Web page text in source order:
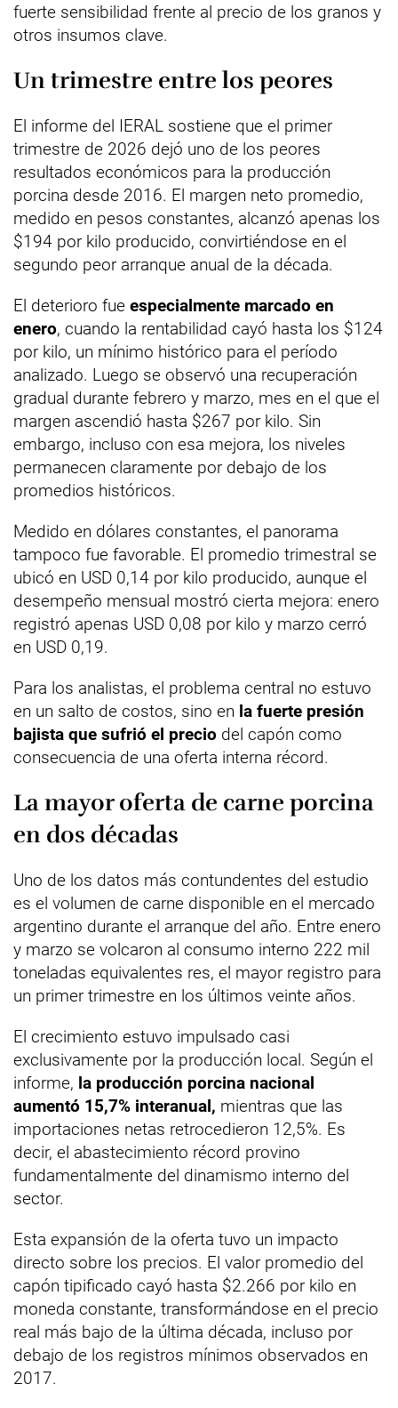
fuerte sensibilidad frente al precio de los granos y
otros insumos clave.
Un trimestre entre los peores
El informe del IERAL sostiene que el primer
trimestre de 2026 dejó uno de los peores
resultados económicos para la producción
porcina desde 2016. El margen neto promedio,
medido en pesos constantes, alcanzó apenas los
$194 por kilo producido, convirtiéndose en el
segundo peor arranque anual de la década.
El deterioro fue especialmente marcado en
enero, cuando la rentabilidad cayó hasta los $124
por kilo, un mínimo histórico para el período
analizado. Luego se observó una recuperación
gradual durante febrero y marzo, mes en el que el
margen ascendió hasta $267 por kilo. Sin
embargo, incluso con esa mejora, los niveles
permanecen claramente por debajo de los
promedios históricos.
Medido en dólares constantes, el panorama
tampoco fue favorable. El promedio trimestral se
ubicó en USD 0,14 por kilo producido, aunque el
desempeño mensual mostró cierta mejora: enero
registró apenas USD 0,08 por kilo y marzo cerró
en USD 0,19.
Para los analistas, el problema central no estuvo
en un salto de costos, sino en la fuerte presión
bajista que sufrió el precio del capón como
consecuencia de una oferta interna récord.
La mayor oferta de carne porcina
en dos décadas
Uno de los datos más contundentes del estudio
es el volumen de carne disponible en el mercado
argentino durante el arranque del año. Entre enero
y marzo se volcaron al consumo interno 222 mil
toneladas equivalentes res, el mayor registro para
un primer trimestre en los últimos veinte años.
El crecimiento estuvo impulsado casi
exclusivamente por la producción local. Según el
informe, la producción porcina nacional
aumentó 15,7% interanual, mientras que las
importaciones netas retrocedieron 12,5%. Es
decir, el abastecimiento récord provino
fundamentalmente del dinamismo interno del
sector.
Esta expansión de la oferta tuvo un impacto
directo sobre los precios. El valor promedio del
capón tipificado cayó hasta $2.266 por kilo en
moneda constante, transformándose en el precio
real más bajo de la última década, incluso por
debajo de los registros mínimos observados en
2017.